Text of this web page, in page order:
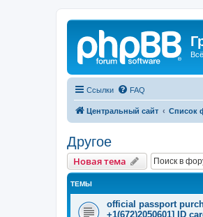
Ссылки FAQ
Центральный сайт Список
Другое
Новая тема
ТЕМЫ
official passport
+1(672)2050601] ID